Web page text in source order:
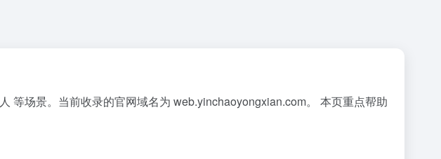
等场景。当前收录的官网域名为 web.yinchaoyongxian.com。 本页重点帮助